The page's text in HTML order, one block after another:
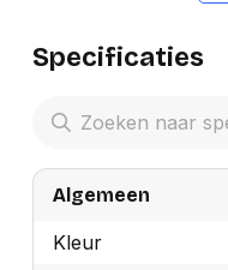
Specificaties
Algemeen
Kleur